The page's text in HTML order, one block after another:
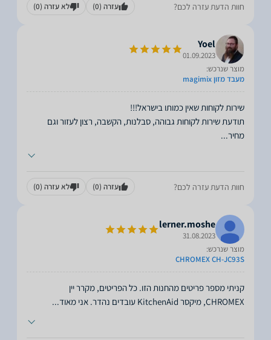
חוות הדעת עזרה לכם? עזרה (0) לא עזרה (0)
Yoel
01.09.2023
מוצר שנרכש:
מעבד מזון magimix
תודעת שירות לקוחות גבוהה, סבלנות, הקשבה, רצון לעזור וגם
מחיר...
חוות הדעת עזרה לכם? עזרה (0) לא עזרה (0)
lerner.moshe
31.08.2023
מוצר שנרכש:
CHROMEX CH-JC93S
קניתי מספר פריטים מהחנות הזו. כל הפריטים, מקרר יין
CHROMEX, מיקסר KitchenAid עובדים נהדר. אני מאוד
...